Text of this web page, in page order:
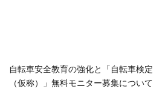
自転車安全教育の強化と「自転車検定
（仮称）」無料モニター募集について